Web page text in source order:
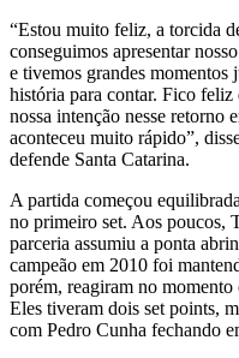
“Estou muito feliz, a torcida
conseguimos apresentar
e tivemos grandes momentos
história para contar. Fico feliz
nossa intenção nesse retorno
aconteceu muito rápido”,
defende Santa Catarina.
A partida começou
no primeiro set. Aos poucos,
parceria assumiu a ponta
campeão em 2010 foi
porém, reagiram no
Eles tiveram dois set points,
com Pedro Cunha fechando